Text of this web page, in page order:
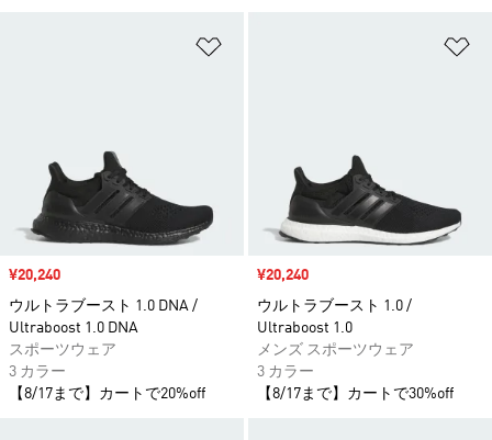
セール価格
¥20,240
ウルトラブースト 1.0 DNA /
Ultraboost 1.0 DNA
スポーツウェア
3 カラー
【8/17まで】カートで20%off
セール価格
¥20,240
ウルトラブースト 1.0 /
Ultraboost 1.0
メンズ スポーツウェア
3 カラー
【8/17まで】カートで30%off